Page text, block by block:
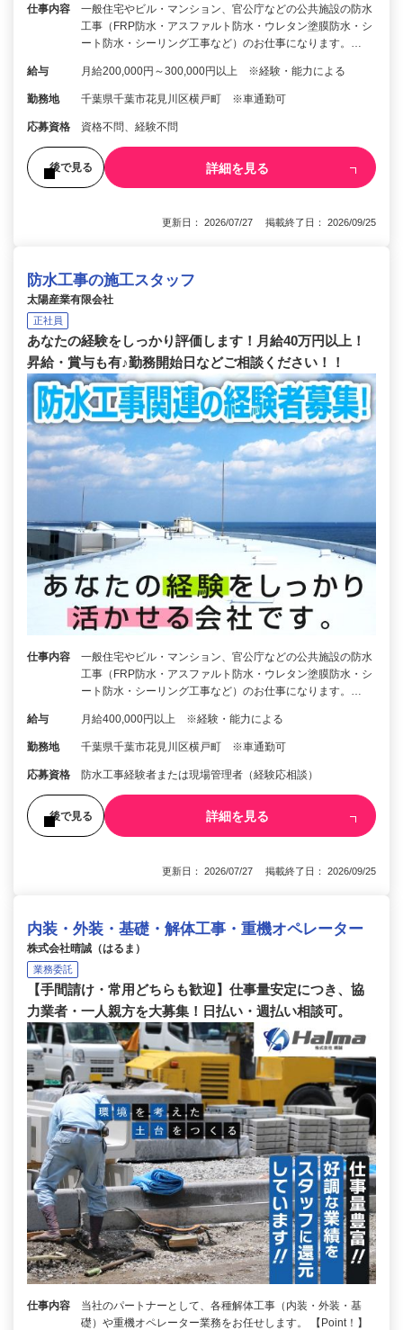
仕事内容
一般住宅やビル・マンション、官公庁などの公共施設の防水
工事（FRP防水・アスファルト防水・ウレタン塗膜防水・シ
ート防水・シーリング工事など）のお仕事になります。…
給与 月給200,000円～300,000円以上 ※経験・能力による
勤務地 千葉県千葉市花見川区横戸町 ※車通勤可
応募資格 資格不問、経験不問
後で見る 詳細を見る
更新日： 2026/07/27 掲載終了日： 2026/09/25
防水工事の施工スタッフ
太陽産業有限会社
正社員
あなたの経験をしっかり評価します！月給40万円以上！
昇給・賞与も有♪勤務開始日などご相談ください！！
仕事内容
一般住宅やビル・マンション、官公庁などの公共施設の防水
工事（FRP防水・アスファルト防水・ウレタン塗膜防水・シ
ート防水・シーリング工事など）のお仕事になります。…
給与 月給400,000円以上 ※経験・能力による
勤務地 千葉県千葉市花見川区横戸町 ※車通勤可
応募資格 防水工事経験者または現場管理者（経験応相談）
後で見る 詳細を見る
更新日： 2026/07/27 掲載終了日： 2026/09/25
内装・外装・基礎・解体工事・重機オペレーター
株式会社晴誠（はるま）
業務委託
【手間請け・常用どちらも歓迎】仕事量安定につき、協
力業者・一人親方を大募集！日払い・週払い相談可。
仕事内容
当社のパートナーとして、各種解体工事（内装・外装・基
礎）や重機オペレーター業務をお任せします。 【Point！】